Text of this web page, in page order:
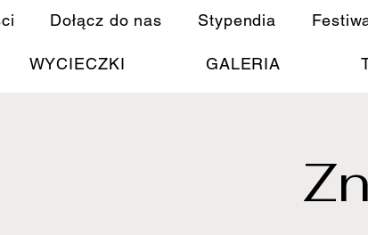
Dołącz do nas Stypendia
WYCIECZKI GALERIA